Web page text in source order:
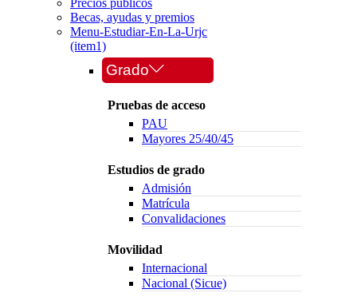
Precios públicos
Becas, ayudas y premios
Menu-Estudiar-En-La-Urjc
(item1)
Grado
Pruebas de acceso
PAU
Mayores 25/40/45
Estudios de grado
Admisión
Matrícula
Convalidaciones
Movilidad
Internacional
Nacional (Sicue)